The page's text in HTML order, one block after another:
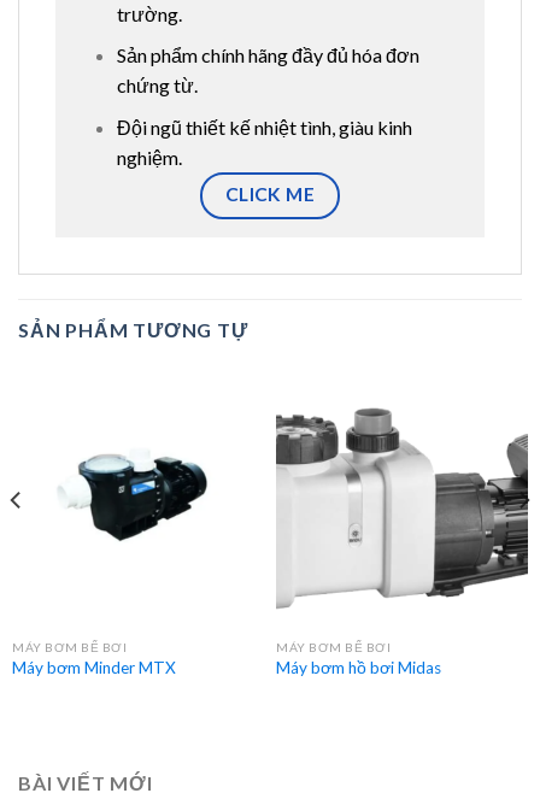
trường.
Sản phẩm chính hãng đầy đủ hóa đơn
chứng từ.
Đội ngũ thiết kế nhiệt tình, giàu kinh
nghiệm.
CLICK ME
SẢN PHẨM TƯƠNG TỰ
MÁY BƠM BỂ BƠI
Máy bơm Minder MTX
MÁY BƠM BỂ BƠI
Máy bơm hồ bơi Midas
BÀI VIẾT MỚI